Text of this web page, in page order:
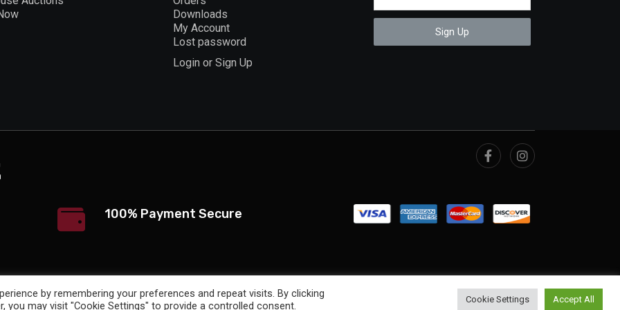
Downloads
My Account
Lost password
Login or Sign Up
Sign Up
100% Payment Secure
by remembering your preferences and repeat visits. By clicking
you may visit "Cookie Settings" to provide a controlled consent.
Cookie Settings Accept All